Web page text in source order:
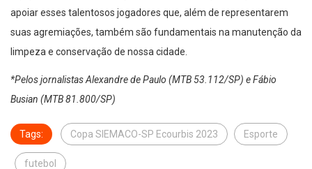
apoiar esses talentosos jogadores que, além de representarem
suas agremiações, também são fundamentais na manutenção da
limpeza e conservação de nossa cidade.
*Pelos jornalistas Alexandre de Paulo (MTB 53.112/SP) e Fábio
Busian (MTB 81.800/SP)
Tags: Copa SIEMACO-SP Ecourbis 2023 Esporte
futebol